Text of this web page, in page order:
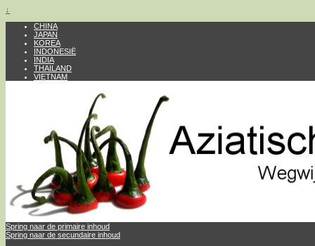
↓
CHINA
JAPAN
KOREA
INDONESIË
INDIA
THAILAND
VIETNAM
Spring naar de primaire inhoud
Spring naar de secundaire inhoud